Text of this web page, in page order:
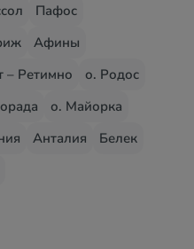
Пафос
Афины
– Ретимно
о. Родос
о. Майорка
Анталия
Белек